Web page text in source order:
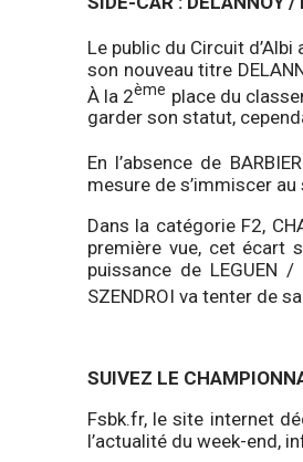
Le public du Circuit
son nouveau titre
À la 2ème place du
garder son statut,
En l’absence de
mesure de s’immiscer
Dans la catégorie F2,
première vue, cet écart
puissance de LEGUEN
SZENDROI va tenter de
SUIVEZ LE
Fsbk.fr, le site internet
l’actualité du week-end,